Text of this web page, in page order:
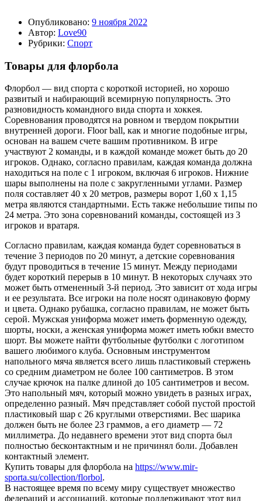
Опубликовано: 9 ноября 2022
Автор: Love90
Рубрики: Спорт
Товары для флорбола
Флорбол — вид спорта с короткой историей, но хорошо
развитый и набирающий всемирную популярность. Это
разновидность командного вида спорта и хоккея.
Соревнования проводятся на ровном и твердом покрытии
внутренней дороги. Floor ball, как и многие подобные игры,
основан на вашем счете вашим противником. В игре
участвуют 2 команды, и в каждой команде может быть до 20
игроков. Однако, согласно правилам, каждая команда должна
находиться на поле с 1 игроком, включая 6 игроков. Нижние
шары выполнены на поле с закругленными углами. Размер
поля составляет 40 х 20 метров, размеры ворот 1,60 х 1,15
метра являются стандартными. Есть также небольшие типы по
24 метра. Это зона соревнований команды, состоящей из 3
игроков и вратаря.
Согласно правилам, каждая команда будет соревноваться в
течение 3 периодов по 20 минут, а детские соревнования
будут проводиться в течение 15 минут. Между периодами
будет короткий перерыв в 10 минут. В некоторых случаях это
может быть отмененный 3-й период. Это зависит от хода игры
и ее результата. Все игроки на поле носят одинаковую форму
и цвета. Однако рубашка, согласно правилам, не может быть
серой. Мужская униформа может иметь форменную одежду,
шорты, носки, а женская униформа может иметь юбки вместо
шорт. Вы можете найти футбольные футболки с логотипом
вашего любимого клуба. Основным инструментом
напольного мяча является всего лишь пластиковый стержень
со средним диаметром не более 100 сантиметров. В этом
случае крючок на палке длиной до 105 сантиметров и весом.
Это напольный мяч, который можно увидеть в разных играх,
определенно разный. Мяч представляет собой пустой простой
пластиковый шар с 26 круглыми отверстиями. Вес шарика
должен быть не более 23 граммов, а его диаметр — 72
миллиметра. До недавнего времени этот вид спорта был
полностью бесконтактным и не причинял боли. Добавлен
контактный элемент.
Купить товары для флорбола на https://www.mir-
sporta.su/collection/florbol.
В настоящее время по всему миру существует множество
федераций и ассоциаций, которые поддерживают этот вид